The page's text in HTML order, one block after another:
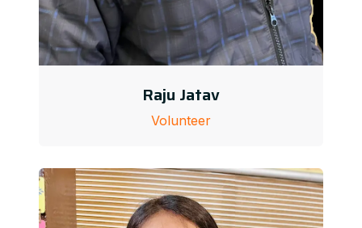
Raju Jatav
Volunteer